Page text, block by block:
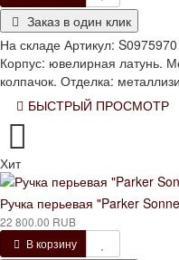
Заказ в один клик
На складе Артикул: S0975970
Корпус: ювелирная латунь.
колпачок. Отделка:
БЫСТРЫЙ ПРОСМОТР
Хит
Ручка перьевая "Parker
22 800.00 RUB
В корзину